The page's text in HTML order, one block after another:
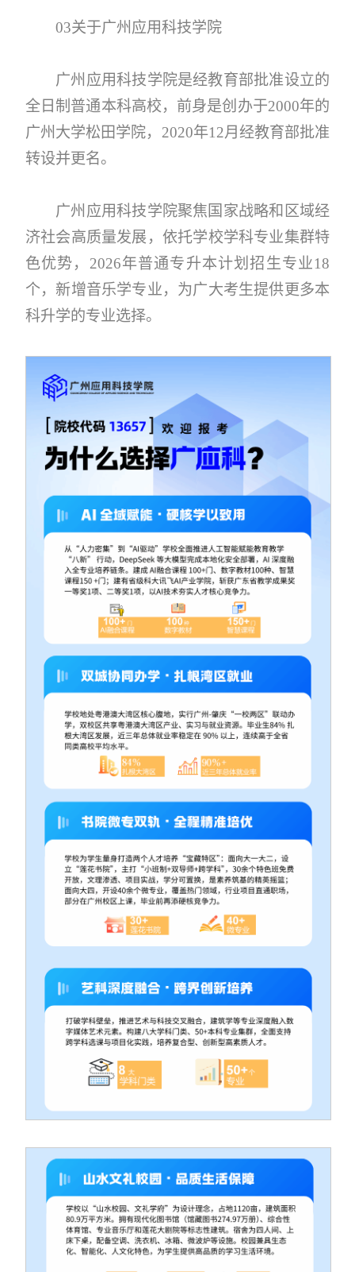
03关于广州应用科技学院
广州应用科技学院是经教育部批准设立的
全日制普通本科高校，前身是创办于2000年的
广州大学松田学院，2020年12月经教育部批准
转设并更名。
广州应用科技学院聚焦国家战略和区域经
济社会高质量发展，依托学校学科专业集群特
色优势，2026年普通专升本计划招生专业18
个，新增音乐学专业，为广大考生提供更多本
科升学的专业选择。